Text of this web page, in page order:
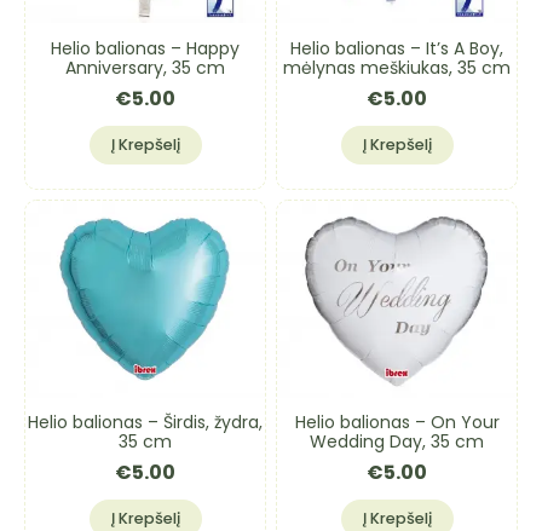
Helio balionas – Happy
Anniversary, 35 cm
€5.00
Į Krepšelį
Helio balionas – It’s A Boy,
mėlynas meškiukas, 35 cm
€5.00
Į Krepšelį
Helio balionas – Širdis, žydra,
35 cm
€5.00
Į Krepšelį
Helio balionas – On Your
Wedding Day, 35 cm
€5.00
Į Krepšelį